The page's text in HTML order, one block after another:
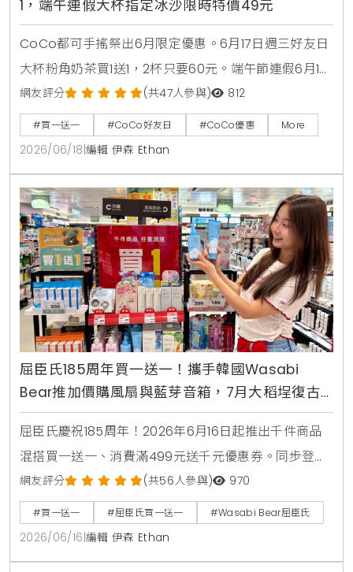
1，端午連假大杯指定冰沙限時特價49元
CoCo都可手搖祭出6月限定優惠。6月17日週三好友日
大杯粉角奶茶買1送1，2杯只要60元。端午節連假6月19
日至6月21日加碼消暑活動，大杯芒果冰沙、雪沙椰椰
咖啡、雪沙椰椰冬瓜3款指定特調冰沙限時特價49元。
網友評分 (共47人參與) 812
#買一送一 #CoCo好友日 #CoCo優惠 More
2026/06/18 編輯 伊森 Ethan
屈臣氏185周年買一送一！攜手韓國Wasabi
Bear推加價購風扇與藍芽音箱，7月大稻埕復古
快閃店盛大開幕
屈臣氏慶祝185周年！2026年6月16日起推出千件商品
混搭買一送一、消費滿499元送千元優惠券。同步登場
的還有韓國Wasabi Bear第二彈聯名加價購，包含小提
袋、製冷風扇與藍芽音箱，消費滿1850元再送獨家185
周年紀念熊。7月9日更將於台北大稻埕開設復古主題快
閃店，重現經典時代場景。
網友評分 (共56人參與) 970
#買一送一 #屈臣氏買一送一 #Wasabi Bear屈臣氏
2026/06/16 編輯 伊森 Ethan